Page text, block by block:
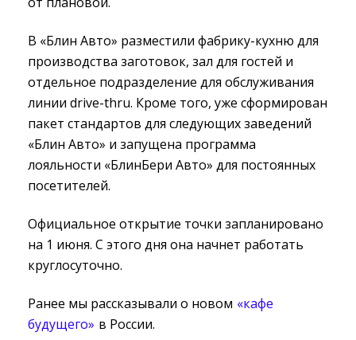
В «Блин Авто» разместили фабрику-кухню для
производства заготовок, зал для гостей и
отдельное подразделение для обслуживания
линии drive-thru. Кроме того, уже сформирован
пакет стандартов для следующих заведений
«Блин Авто» и запущена программа
лояльности «БлинБери Авто» для постоянных
посетителей.
Официальное открытие точки запланировано
на 1 июня. С этого дня она начнет работать
круглосуточно.
Ранее мы рассказывали о новом «кафе
будущего» в России.